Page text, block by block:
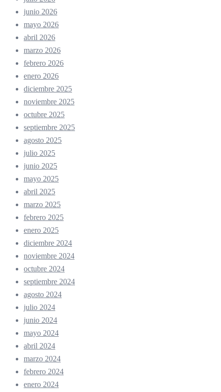
junio 2026
mayo 2026
abril 2026
marzo 2026
febrero 2026
enero 2026
diciembre 2025
noviembre 2025
octubre 2025
septiembre 2025
agosto 2025
julio 2025
junio 2025
mayo 2025
abril 2025
marzo 2025
febrero 2025
enero 2025
diciembre 2024
noviembre 2024
octubre 2024
septiembre 2024
agosto 2024
julio 2024
junio 2024
mayo 2024
abril 2024
marzo 2024
febrero 2024
enero 2024